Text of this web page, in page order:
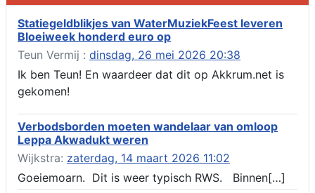
Verlenging beslistermijn aanvraag omgevingsvergunning,
heechein 28, 8491 em Akkrum
Aanvraag omgevingsvergunning, veranderen van een woning
(voordeur en dakkapel), boarnsterdyk 75 Akkrum
aanbrengen van asfalt t.b.v. onderhoud fietspad t.h.v
boarnsterdyk, Akkrum
Verlening ontheffing geluid, boarnsw?l Akkrum
Kennisgeving vergunningaanvraag voor het -bouwwerken,
werken en objecten in of bij een oppervlaktewaterlichaam, niet
zijnde de noordzee, of waterkering in beheer bij het rijk te
Akkrum
Statiegeldblikjes van WaterMuziekFeest leveren
Bloeiweek honderd euro op
Teun Vermij : dinsdag, 26 mei 2026 20:38
Ik ben Teun! En waardeer dat dit op Akkrum.net is
gekomen!
Verbodsborden moeten wandelaar van omloop
Leppa Akwadukt weren
Wijkstra: zaterdag, 14 maart 2026 11:02
Goeiemoarn. Dit is weer typisch RWS. Binnen[…]